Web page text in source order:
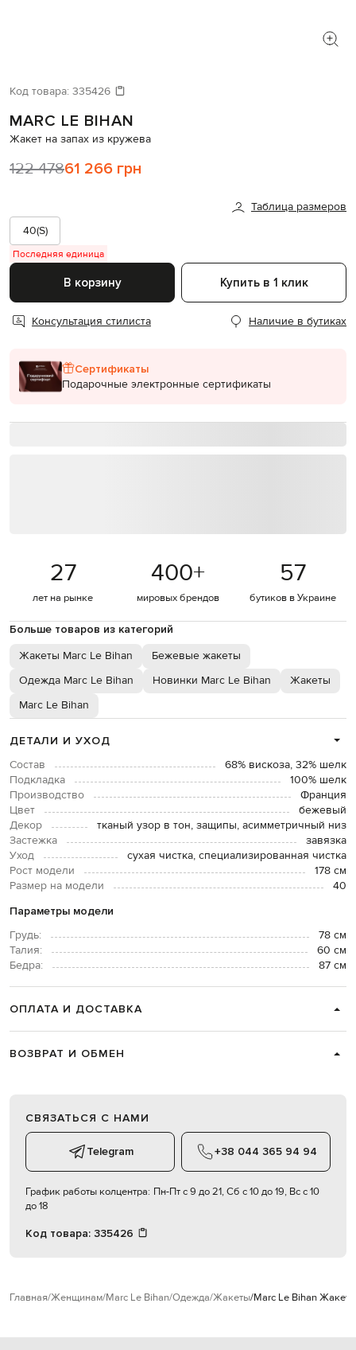
Код товара: 335426
MARC LE BIHAN
Жакет на запах из кружева
122 47861 266 грн
Таблица размеров
40(S)
Последняя единица
В корзину Купить в 1 клик
Консультация стилиста Наличие в бутиках
Сертификаты
Подарочные электронные сертификаты
27
лет на рынке
400+
мировых брендов
57
бутиков в Украине
Больше товаров из категорий
Жакеты Marc Le Bihan
Бежевые жакеты
Одежда Marc Le Bihan
Новинки Marc Le Bihan
Жакеты
Marc Le Bihan
ДЕТАЛИ И УХОД
Состав
68% вискоза, 32% шелк
Подкладка
100% шелк
Производство
Франция
Цвет
бежевый
Декор
тканый узор в тон, защипы, асимметричный низ
Застежка
завязка
Уход
сухая чистка, специализированная чистка
Рост модели
178 см
Размер на модели
40
Параметры модели
Грудь:
78 см
Талия:
60 см
Бедра:
87 см
ОПЛАТА И ДОСТАВКА
ВОЗВРАТ И ОБМЕН
СВЯЗАТЬСЯ С НАМИ
Telegram +38 044 365 94 94
График работы колцентра: Пн-Пт с 9 до 21, Сб с 10 до 19, Вс с 10
до 18
Код товара: 335426
Главная Женщинам Marc Le Bihan Одежда Жакеты Marc Le Bihan Жакет